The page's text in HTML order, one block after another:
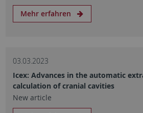
Mehr erfahren
03.03.2023
Icex: Advances in the automatic
calculation of cranial cavities
New article